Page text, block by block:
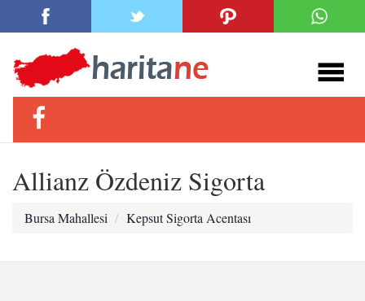
Allianz Özdeniz Sigorta
Bursa Mahallesi Kepsut Sigorta Acentası